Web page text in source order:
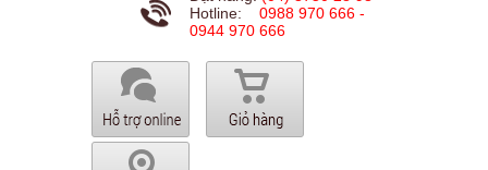
Hotline: 0988 970 666 -
0944 970 666